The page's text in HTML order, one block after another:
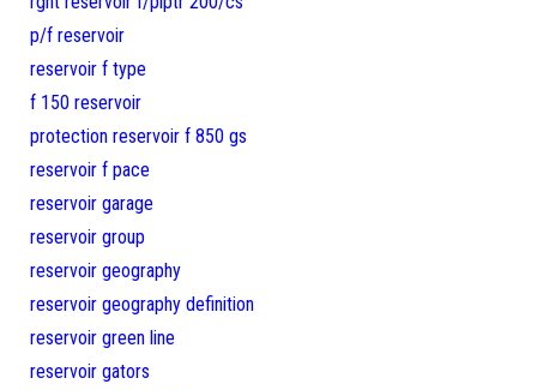
p/f reservoir
reservoir f type
f 150 reservoir
protection reservoir f 850 gs
reservoir f pace
reservoir garage
reservoir group
reservoir geography
reservoir geography definition
reservoir green line
reservoir gators